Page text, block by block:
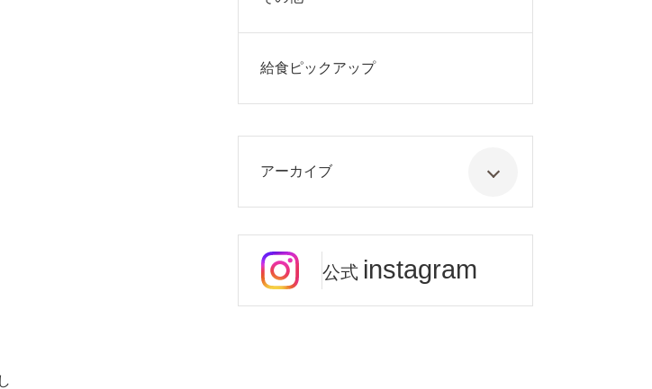
給食ピックアップ
アーカイブ
公式 instagram